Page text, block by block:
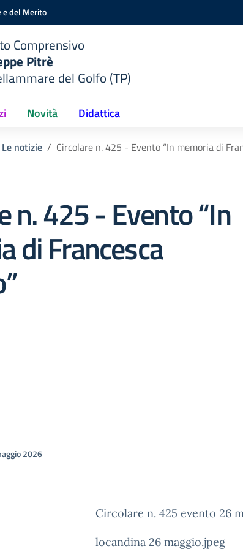
del Merito
Comprensivo
Pitrè
del Golfo (TP)
Novità Didattica
Le notizie Circolare n. 425 - Evento “In memoria di
n. 425 - Evento “In
di Francesca
2026
Circolare n. 425 evento 26
locandina 26 maggio.jpeg